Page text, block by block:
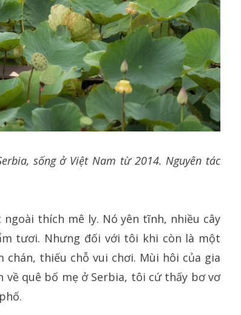
sống ở Việt Nam từ 2014. Nguyên tác
thích mê ly. Nó yên tĩnh, nhiều cây
tươi. Nhưng đối với tôi khi còn là một
chán, thiếu chỗ vui chơi. Mùi hôi của gia
về quê bố mẹ ở Serbia, tôi cứ thấy bơ vơ